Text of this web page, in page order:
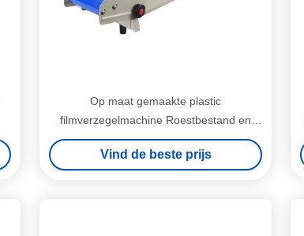
Op maat gemaakte plastic
filmverzegelmachine Roestbestand en
makkelijk schoonmaakbaar
Vind de beste prijs